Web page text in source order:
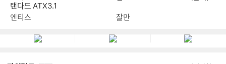
엔티스 ES 800W 80PLUS스
탠다드 ATX3.1